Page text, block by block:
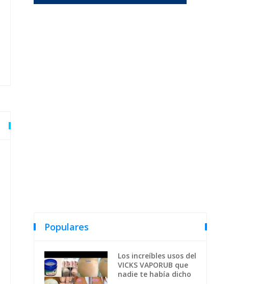
Populares
Los increíbles usos del
VICKS VAPORUB que
nadie te había dicho